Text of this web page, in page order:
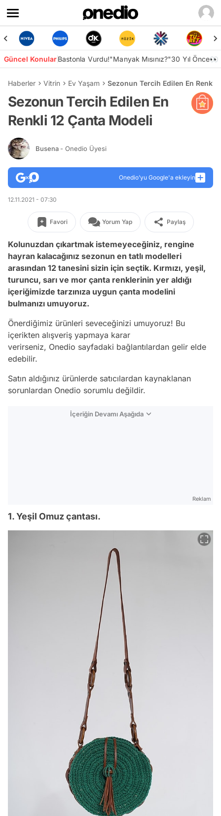
Güncel KonularBastonla Vurdu!"Manyak Mısınız?"30 Yıl Önce👀
Haberler Vitrin Ev Yaşam Sezonun Tercih Edilen En Renkli
Sezonun Tercih Edilen En
Renkli 12 Çanta Modeli
Busena - Onedio Üyesi
Onedio’yu Google'a ekleyin
12.11.2021 - 07:30
Favori Yorum Yap Paylaş
Kolunuzdan çıkartmak istemeyeceğiniz, rengine
hayran kalacağınız sezonun en tatlı modelleri
arasından 12 tanesini sizin için seçtik. Kırmızı, yeşil,
turuncu, sarı ve mor çanta renklerinin yer aldığı
içeriğimizde tarzınıza uygun çanta modelini
bulmanızı umuyoruz.
Önerdiğimiz ürünleri seveceğinizi umuyoruz! Bu
içerikten alışveriş yapmaya karar
verirseniz, Onedio sayfadaki bağlantılardan gelir elde
edebilir.
Satın aldığınız ürünlerde satıcılardan kaynaklanan
sorunlardan Onedio sorumlu değildir.
İçeriğin Devamı Aşağıda
Reklam
1. Yeşil Omuz çantası.